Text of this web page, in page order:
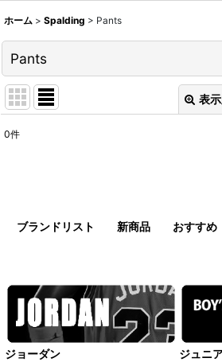
ホーム > Spalding > Pants
Pants
表
絞り込む
0件
ブランドリスト 新商品 おすすめ
ジョーダン ジュニ